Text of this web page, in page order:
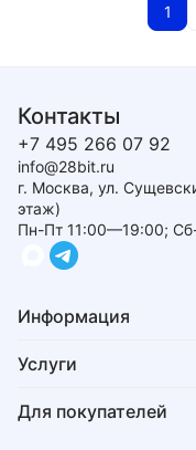
1
Контакты
+7 495 266 07 92
info@28bit.ru
г. Москва, ул.
этаж)
Пн-Пт 11:00—19:00;
Информация
Услуги
Для покупателей